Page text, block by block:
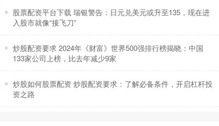
​股票配资平台下载 瑞银警告：日元兑美元或升至135，现在进
入股市就像“接飞刀”
​炒股配资要求 2024年《财富》世界500强排行榜揭晓：中国
133家公司上榜，比去年减少9家
​炒股如何股票配资 炒股配资要求：了解必备条件，开启杠杆投
资之路